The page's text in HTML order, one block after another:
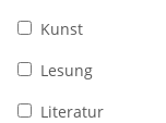
Kunst
Lesung
Literatur